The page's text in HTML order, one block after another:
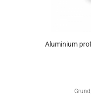
Aluminium